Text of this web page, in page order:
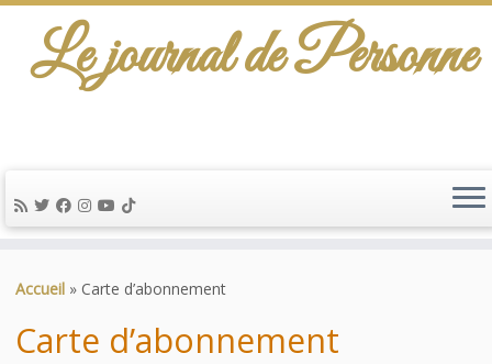
au
Le journal de Personne
Accueil » Carte d’abonnement
Carte d’abonnement